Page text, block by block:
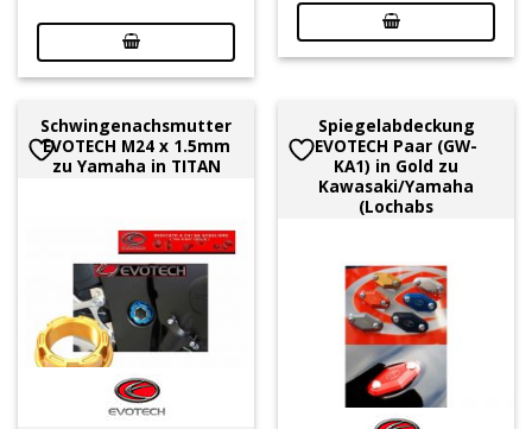
Schwingenachsmutter
EVOTECH M24 x 1.5mm
zu Yamaha in TITAN
Spiegelabdeckung
EVOTECH Paar (GW-
KA1) in Gold zu
Kawasaki/Yamaha
(Lochabs